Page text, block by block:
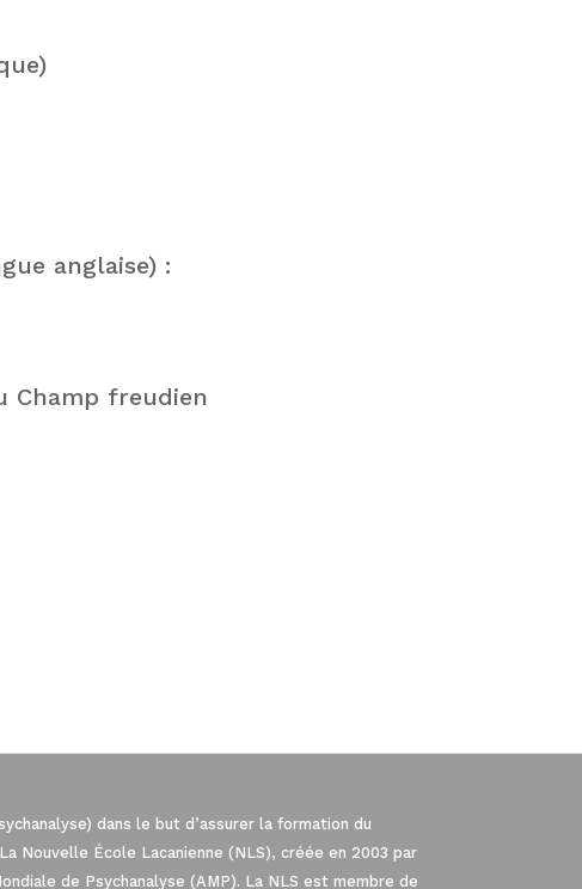
anglaise) :
Champ freudien
dans le but d’assurer la formation du
Nouvelle École Lacanienne (NLS), créée en 2003 par
de Psychanalyse (AMP). La NLS est membre de